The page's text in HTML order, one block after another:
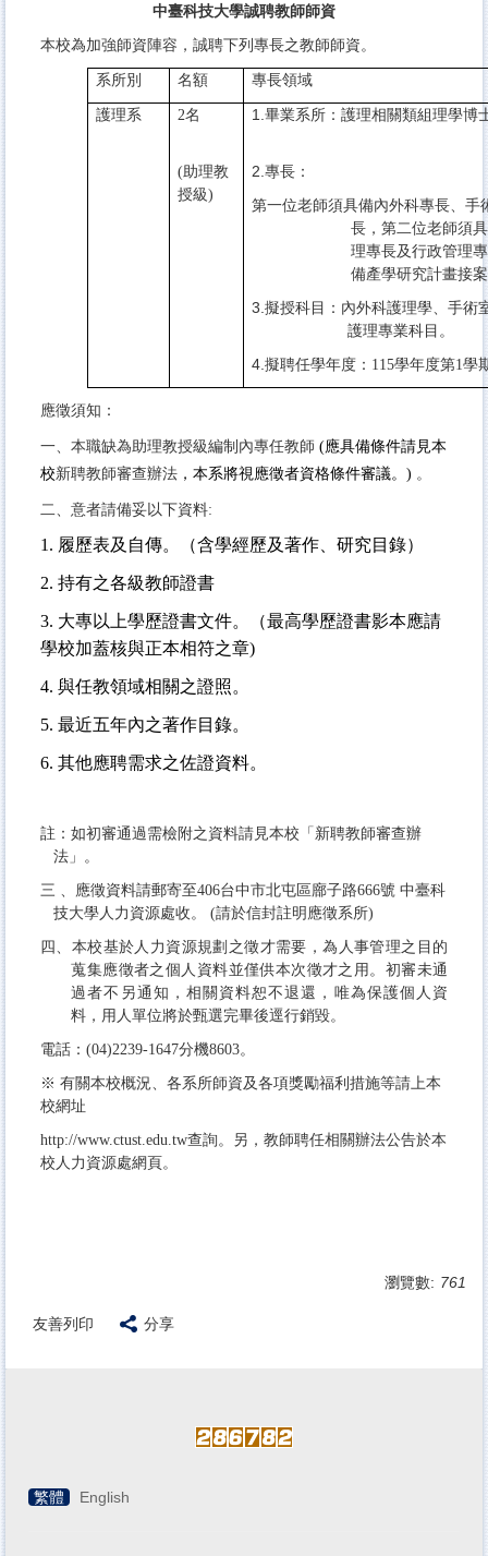
中臺科技大學誠聘教師師資
本校為加強師資陣容，誠聘下列專長之教師師資。
系所別 名額 專長領域
護理系 2名
(助理教
授級)
1.畢業系所：護理相關類組理學博
2.專長：
第一位老師須具備內外科專長、手
長，第二位老師須
理專長及行政管理
備產學研究計畫接
3.擬授科目：內外科護理學、手術
護理專業科目。
4.擬聘任學年度：115學年度第1學
應徵須知：
一、本職缺為助理教授級編制內專任教師 (應具備條件請見本
校新聘教師審查辦法 ，本系將視應徵者資格條件審議。) 。
二、意者請備妥以下資料:
1. 履歷表及自傳。（含學經歷及著作、研究目錄）
2. 持有之各級教師證書
3. 大專以上學歷證書文件。（最高學歷證書影本應請
學校加蓋核與正本相符之章)
4. 與任教領域相關之證照。
5. 最近五年內之著作目錄。
6. 其他應聘需求之佐證資料。
註：如初審通過需檢附之資料請見本校「 新聘教師審查辦
法 」。
三 、應徵資料請郵寄至406台中市北屯區廍子路666號 中臺科
技大學人力資源處收。 (請於信封註明應徵系所)
四、本校基於人力資源規劃之徵才需要，為人事管理之目的
蒐集應徵者之個人資料並僅供本次徵才之用。初審未通
過者不另通知，相關資料恕不退還，唯為保護個人資
料，用人單位將於甄選完畢後逕行銷毀。
電話：(04)2239-1647分機8603。
※ 有關本校概況、各系所師資及各項獎勵福利措施等請上本
校網址
http://www.ctust.edu.tw查詢。另，教師聘任相關辦法公告於本
校人力資源處網頁。
瀏覽數: 761
友善列印 分享
繁體 English